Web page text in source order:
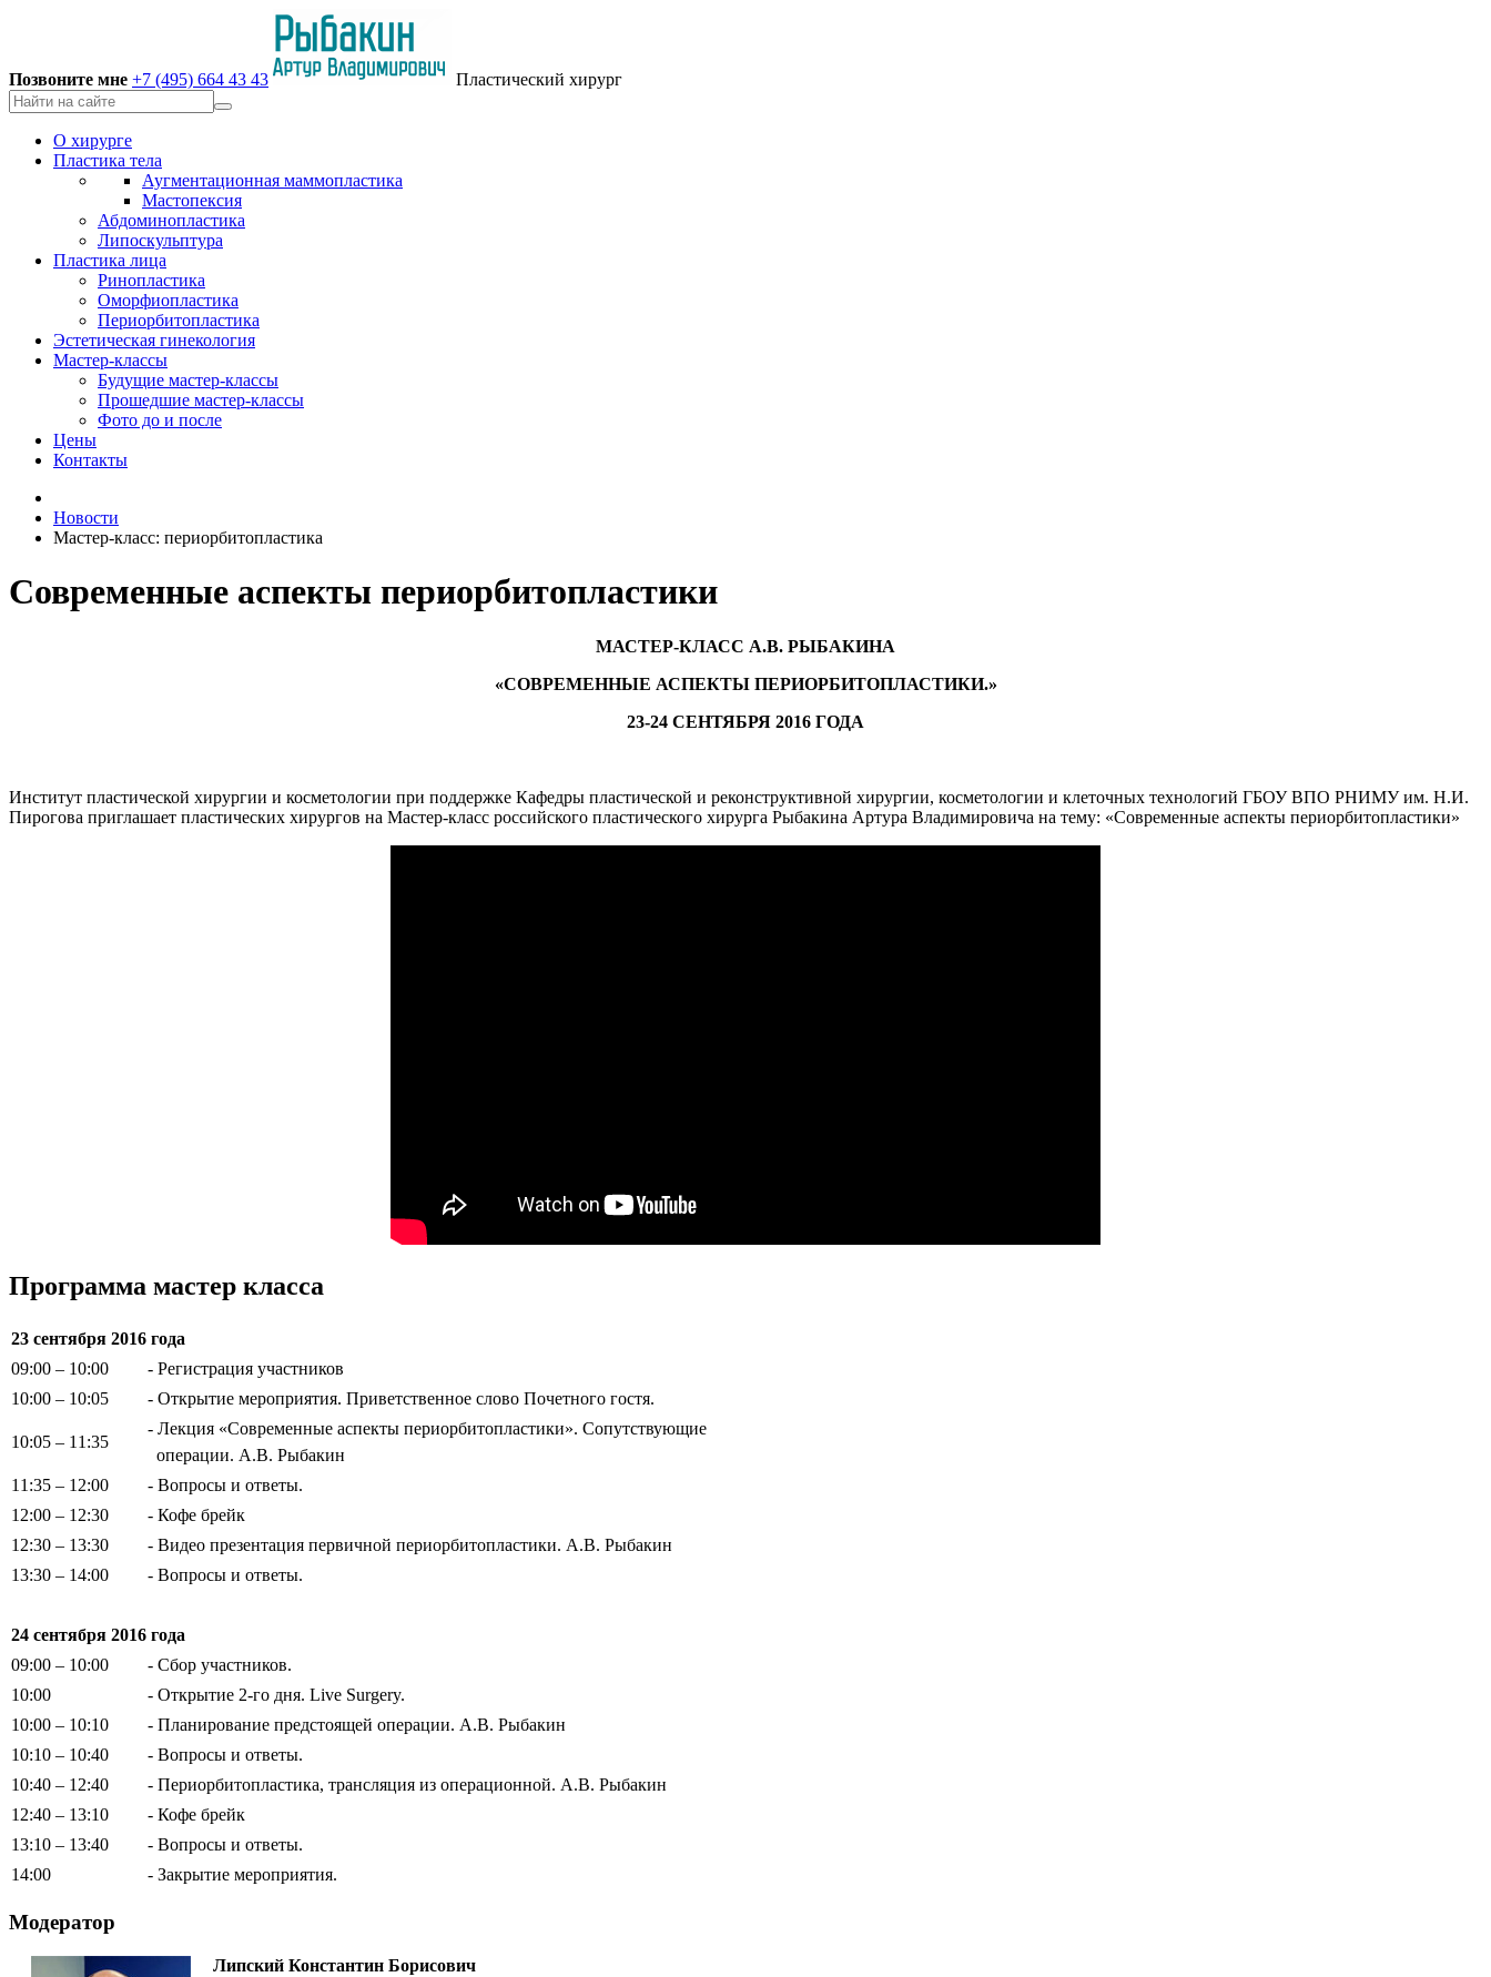
Позвоните мне +7 (495) 664 43 43 Пластический хирург
О хирурге
Пластика тела
Аугментационная маммопластика
Мастопексия
Абдоминопластика
Липоскульптура
Пластика лица
Ринопластика
Оморфиопластика
Периорбитопластика
Эстетическая гинекология
Мастер-классы
Будущие мастер-классы
Прошедшие мастер-классы
Фото до и после
Цены
Контакты
Новости
Мастер-класс: периорбитопластика
Современные аспекты периорбитопластики
МАСТЕР-КЛАСС А.В. РЫБАКИНА
«СОВРЕМЕННЫЕ АСПЕКТЫ ПЕРИОРБИТОПЛАСТИКИ.»
23-24 СЕНТЯБРЯ 2016 ГОДА
Институт пластической хирургии и косметологии при поддержке Кафедры пластической и реконструктивной хирургии, косметологии и клеточных технологий ГБОУ ВПО РНИМУ им. Н.И.
Пирогова приглашает пластических хирургов на Мастер-класс российского пластического хирурга Рыбакина Артура Владимировича на тему: «Современные аспекты периорбитопластики»
Программа мастер класса
23 сентября 2016 года
09:00 – 10:00
- Регистрация участников
10:00 – 10:05
- Открытие мероприятия. Приветственное слово Почетного гостя.
10:05 – 11:35
- Лекция «Современные аспекты периорбитопластики». Сопутствующие
операции. А.В. Рыбакин
11:35 – 12:00
- Вопросы и ответы.
12:00 – 12:30
- Кофе брейк
12:30 – 13:30
- Видео презентация первичной периорбитопластики. А.В. Рыбакин
13:30 – 14:00
- Вопросы и ответы.
24 сентября 2016 года
09:00 – 10:00
- Сбор участников.
10:00
- Открытие 2-го дня. Live Surgery.
10:00 – 10:10
- Планирование предстоящей операции. А.В. Рыбакин
10:10 – 10:40
- Вопросы и ответы.
10:40 – 12:40
- Периорбитопластика, трансляция из операционной. А.В. Рыбакин
12:40 – 13:10
- Кофе брейк
13:10 – 13:40
- Вопросы и ответы.
14:00
- Закрытие мероприятия.
Модератор
Липский Константин Борисович